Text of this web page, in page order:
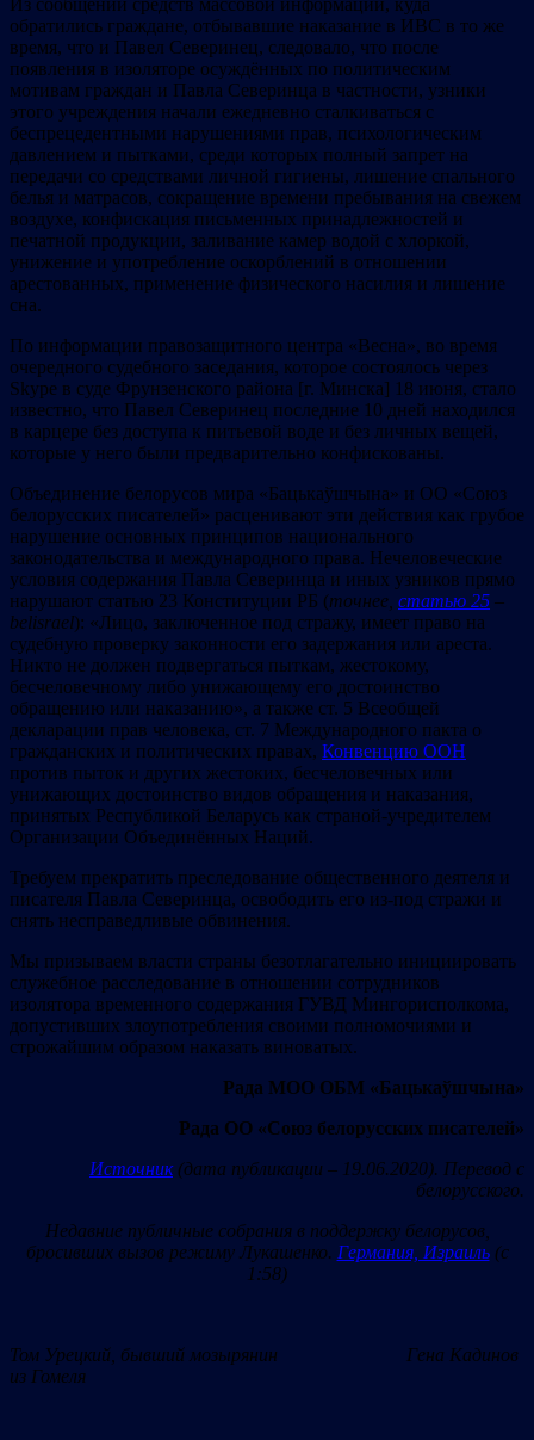
Из сообщений средств массовой информации, куда
обратились граждане, отбывавшие наказание в ИВС в то же
время, что и Павел Северинец, следовало, что после
появления в изоляторе осуждённых по политическим
мотивам граждан и Павла Северинца в частности, узники
этого учреждения начали ежедневно сталкиваться с
беспрецедентными нарушениями прав, психологическим
давлением и пытками, среди которых полный запрет на
передачи со средствами личной гигиены, лишение спального
белья и матрасов, сокращение времени пребывания на свежем
воздухе, конфискация письменных принадлежностей и
печатной продукции, заливание камер водой с хлоркой,
унижение и употребление оскорблений в отношении
арестованных, применение физического насилия и лишение
сна.
По информации правозащитного центра «Весна», во время
очередного судебного заседания, которое состоялось через
Skype в суде Фрунзенского района [г. Минска] 18 июня, стало
известно, что Павел Северинец последние 10 дней находился
в карцере без доступа к питьевой воде и без личных вещей,
которые у него были предварительно конфискованы.
Объединение белорусов мира «Бацькаўшчына» и ОО «Союз
белорусских писателей» расценивают эти действия как грубое
нарушение основных принципов национального
законодательства и международного права. Нечеловеческие
условия содержания Павла Северинца и иных узников прямо
нарушают статью 23 Конституции РБ (точнее, статью 25 –
belisrael): «Лицо, заключенное под стражу, имеет право на
судебную проверку законности его задержания или ареста.
Никто не должен подвергаться пыткам, жестокому,
бесчеловечному либо унижающему его достоинство
обращению или наказанию», а также ст. 5 Всеобщей
декларации прав человека, ст. 7 Международного пакта о
гражданских и политических правах, Конвенцию ООН
против пыток и других жестоких, бесчеловечных или
унижающих достоинство видов обращения и наказания,
принятых Республикой Беларусь как страной-учредителем
Организации Объединённых Наций.
Требуем прекратить преследование общественного деятеля и
писателя Павла Северинца, освободить его из-под стражи и
снять несправедливые обвинения.
Мы призываем власти страны безотлагательно инициировать
служебное расследование в отношении сотрудников
изолятора временного содержания ГУВД Мингорисполкома,
допустивших злоупотребления своими полномочиями и
строжайшим образом наказать виноватых.
Рада МОО ОБМ «Бацькаўшчына»
Рада ОО «Союз белорусских писателей»
Источник(дата публикации – 19.06.2020). Перевод с
белорусского.
Недавние публичные собрания в поддержку белорусов,
бросивших вызов режиму Лукашенко. Германия, Израиль(с
1:58)
Том Урецкий, бывший мозырянин Гена Кадинов
из Гомеля